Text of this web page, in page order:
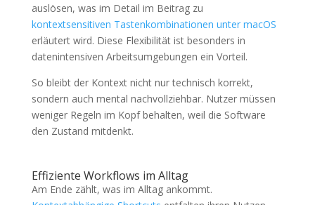
auslösen, was im Detail im Beitrag zu
kontextsensitiven Tastenkombinationen unter macOS
erläutert wird. Diese Flexibilität ist besonders in
datenintensiven Arbeitsumgebungen ein Vorteil.
So bleibt der Kontext nicht nur technisch korrekt,
sondern auch mental nachvollziehbar. Nutzer müssen
weniger Regeln im Kopf behalten, weil die Software
den Zustand mitdenkt.
Effiziente Workflows im Alltag
Am Ende zählt, was im Alltag ankommt.